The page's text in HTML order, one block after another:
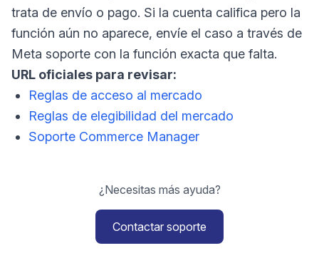
trata de envío o pago. Si la cuenta califica pero la
función aún no aparece, envíe el caso a través de
Meta soporte con la función exacta que falta.
URL oficiales para revisar:
Reglas de acceso al mercado
Reglas de elegibilidad del mercado
Soporte Commerce Manager
¿Necesitas más ayuda?
Contactar soporte